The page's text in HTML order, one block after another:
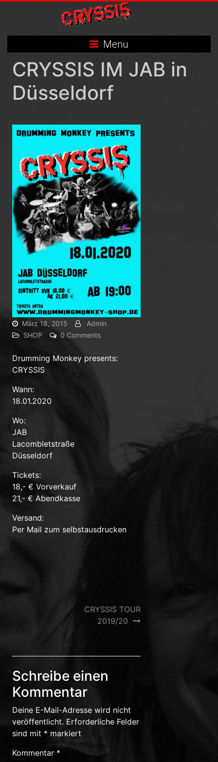
Menu
CRYSSIS IM JAB in
Düsseldorf
März 18, 2015
Admin
SHOP
0 Comments
Drumming Monkey presents:
CRYSSIS
Wann:
18.01.2020
Wo:
JAB
Lacombletstraße
Düsseldorf
Tickets:
18,- € Vorverkauf
21,- € Abendkasse
Versand:
Per Mail zum selbstausdrucken
Beitrags-
Navigation
CRYSSIS TOUR
2019/20
Schreibe einen
Kommentar
Deine E-Mail-Adresse wird nicht
veröffentlicht. Erforderliche Felder
sind mit * markiert
Kommentar *